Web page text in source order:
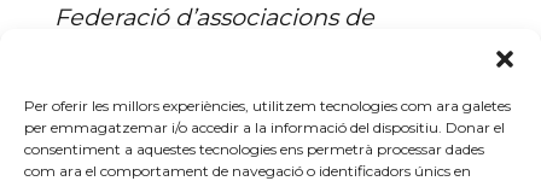
Per oferir les millors experiències, utilitzem tecnologies com ara galetes
per emmagatzemar i/o accedir a la informació del dispositiu. Donar el
consentiment a aquestes tecnologies ens permetrà processar dades
com ara el comportament de navegació o identificadors únics en
Federació d’associacions de
Porxos del Port
Sant Antoni Encants